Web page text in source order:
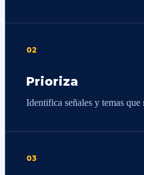
02
Prioriza
Identifica señales y temas que
03